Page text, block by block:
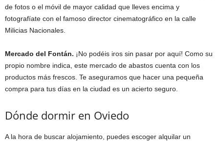
de fotos o el móvil de mayor calidad que lleves encima y
fotografíate con el famoso director cinematográfico en la calle
Milicias Nacionales.
Mercado del Fontán. ¡No podéis iros sin pasar por aquí! Como su
propio nombre indica, este mercado de abastos cuenta con los
productos más frescos. Te aseguramos que hacer una pequeña
compra para tus días en la ciudad es un acierto seguro.
Dónde dormir en Oviedo
A la hora de buscar alojamiento, puedes escoger alquilar un